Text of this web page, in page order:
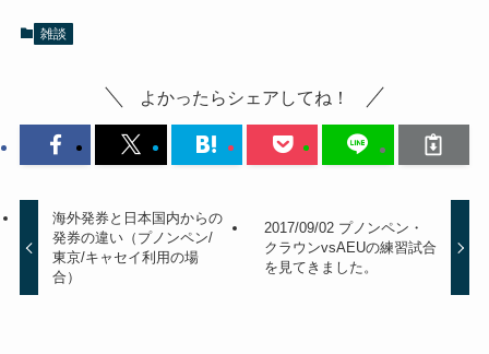
雑談
よかったらシェアしてね！
海外発券と日本国内からの
発券の違い（プノンペン/
東京/キャセイ利用の場
合）
2017/09/02 プノンペン・
クラウンvsAEUの練習試合
を見てきました。